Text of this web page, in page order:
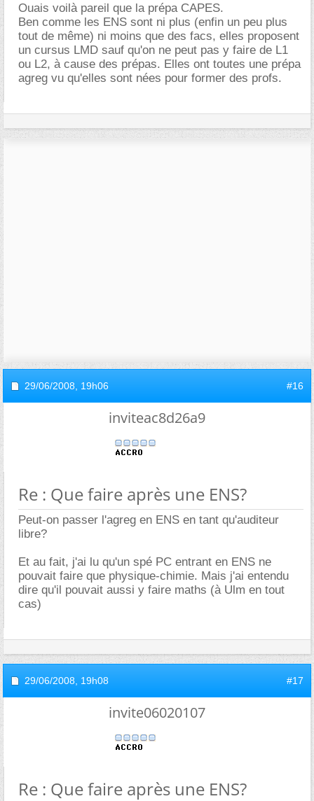
Ouais voilà pareil que la prépa CAPES.
Ben comme les ENS sont ni plus (enfin un peu plus
tout de même) ni moins que des facs, elles proposent
un cursus LMD sauf qu'on ne peut pas y faire de L1
ou L2, à cause des prépas. Elles ont toutes une prépa
agreg vu qu'elles sont nées pour former des profs.
29/06/2008, 19h06 #16
inviteac8d26a9
Re : Que faire après une ENS?
Peut-on passer l'agreg en ENS en tant qu'auditeur
libre?
Et au fait, j'ai lu qu'un spé PC entrant en ENS ne
pouvait faire que physique-chimie. Mais j'ai entendu
dire qu'il pouvait aussi y faire maths (à Ulm en tout
cas)
29/06/2008, 19h08 #17
invite06020107
Re : Que faire après une ENS?